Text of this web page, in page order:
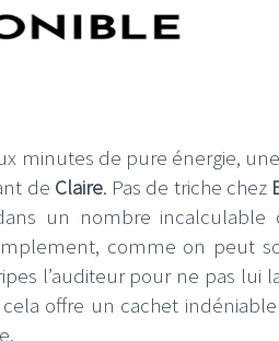
minutes de pure énergie,
de Claire. Pas de triche chez
un nombre incalculable
comme on peut
l’auditeur pour ne pas lui
offre un cachet